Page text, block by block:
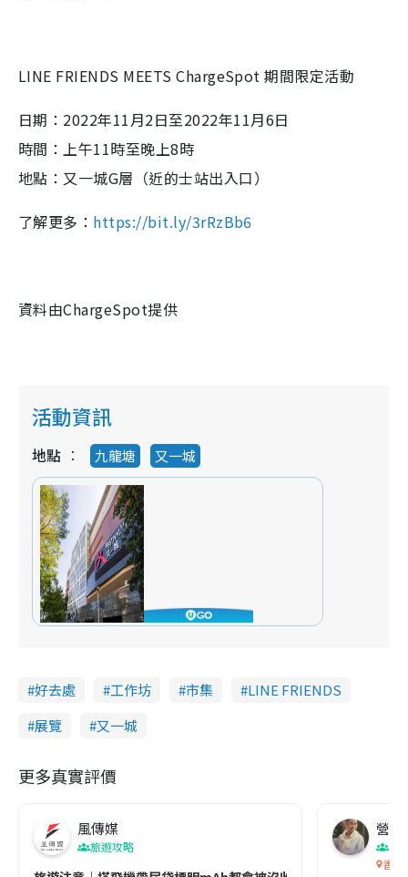
LINE FRIENDS MEETS ChargeSpot 期間限定活動
日期：2022年11月2日至2022年11月6日
時間：上午11時至晚上8時
地點：又一城G層（近的士站出入口）
了解更多： https://bit.ly/3rRzBb6
資料由ChargeSpot提供
活動資訊
地點 九龍塘 又一城
好去處 工作坊 市集
LINE FRIENDS
展覽
又一城
更多真實評價
風傳媒
旅遊攻略
營養
香港